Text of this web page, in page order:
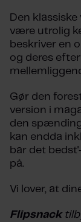
Den
være utrolig
beskriver en
og deres
Gør den
version i
den
kan endda
bar det
på.
Vi lover, at
Flipsnack